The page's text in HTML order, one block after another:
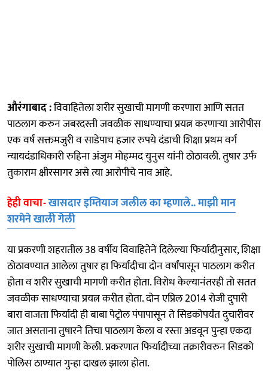
औरंगाबाद :विवाहितेला शरीर सुखाची मागणी करणारा आणि सतत
पाठलाग करुन जबरदस्ती जवळीक साधण्याचा प्रयत्न करणाऱ्या आरोपीस
एक वर्ष सक्तमजुरी व साडेपाच हजार रुपये दंडाची शिक्षा प्रथम वर्ग
न्यायदंडाधिकारी रुहिना अंजुम मोहम्मद युनुस यांनी ठोठावली. तुषार उर्फ
तुकाराम क्षीरसागर असे त्या आरोपीचे नाव आहे.
हेही वाचा-खासदार इम्तियाज जलील का म्हणाले.. माझी मान
शरमेने खाली गेली
या प्रकरणी शहरातील 38 वर्षीय विवाहितेने दिलेल्या फिर्यादीनुसार, शिक्षा
ठोठावण्यात आलेला तुषार हा फिर्यादीचा दोन वर्षांपासून पाठलाग करीत
होता व शरीर सुखाची मागणी करीत होता. विरोध केल्यानंतरही तो सतत
जवळीक साधण्याचा प्रयत्न करीत होता. दोन एप्रिल 2014 रोजी दुपारी
बारा वाजता फिर्यादी ही बाबा पेट्रोल पंपापासून ते सिडकोपर्यंत दुचारीवर
जात असताना तुषारने तिचा पाठलाग केला व रस्ता अडवून पुन्हा एकदा
शरीर सुखाची मागणी केली. प्रकरणात फिर्यादीच्या तक्रारीवरुन सिडको
पोलिस ठाण्यात गुन्हा दाखल झाला होता.